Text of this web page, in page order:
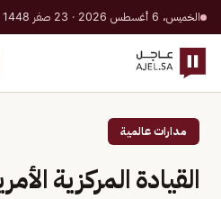
الخميس، 6 أغسطس 2026 · 23 صفر 1448 هـ
مدارات عالمية
القيادة المركزية